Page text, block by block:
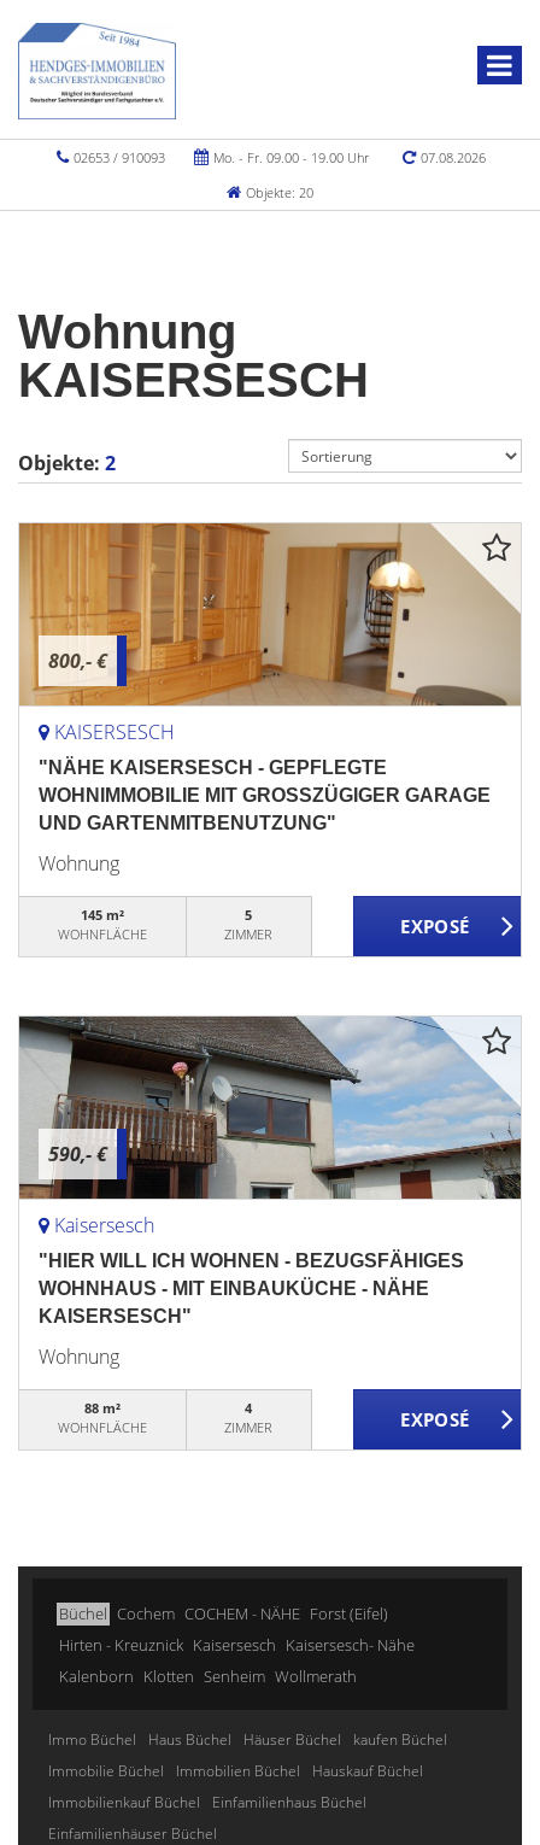
02653 / 910093 Mo. - Fr. 09.00 - 19.00 Uhr
07.08.2026
Objekte: 20
Wohnung
KAISERSESCH
Objekte: 2
800,- €
KAISERSESCH
"NÄHE KAISERSESCH - GEPFLEGTE
WOHNIMMOBILIE MIT GROSSZÜGIGER GARAGE
UND GARTENMITBENUTZUNG"
Wohnung
145 m²
WOHNFLÄCHE
5
ZIMMER
590,- €
Kaisersesch
"HIER WILL ICH WOHNEN - BEZUGSFÄHIGES
WOHNHAUS - MIT EINBAUKÜCHE - NÄHE
KAISERSESCH"
Wohnung
88 m²
WOHNFLÄCHE
4
ZIMMER
Büchel Cochem COCHEM - NÄHE Forst (Eifel)
Hirten - Kreuznick Kaisersesch Kaisersesch- Nähe
Kalenborn Klotten Senheim Wollmerath
Immo Büchel Haus Büchel Häuser Büchel
kaufen Büchel
Immobilie Büchel
Immobilien Büchel
Hauskauf Büchel
Immobilienkauf Büchel
Einfamilienhaus Büchel
Einfamilienhäuser Büchel